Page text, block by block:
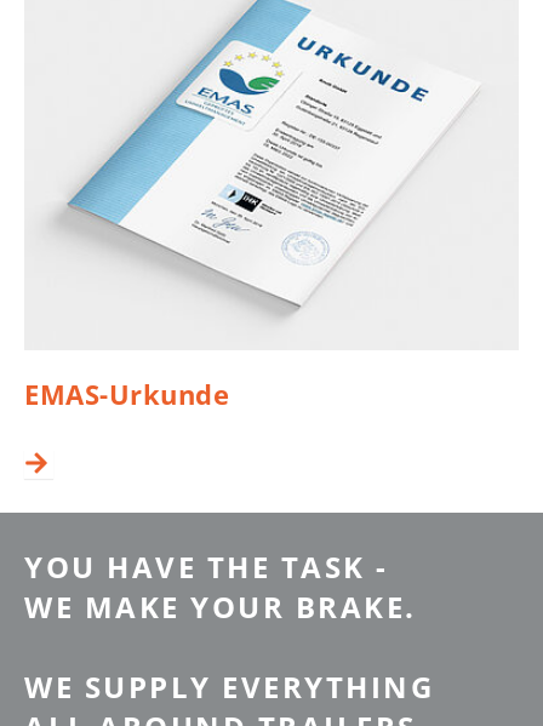
EMAS-Urkunde
YOU HAVE THE TASK -
WE MAKE YOUR BRAKE.
WE SUPPLY EVERYTHING